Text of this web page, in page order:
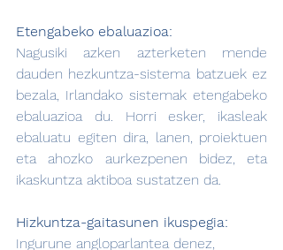
Etengabeko ebaluazioa:
Nagusiki azken azterketen mende
dauden hezkuntza-sistema batzuek ez
bezala, Irlandako sistemak etengabeko
ebaluazioa du. Horri esker, ikasleak
ebaluatu egiten dira, lanen, proiektuen
eta ahozko aurkezpenen bidez, eta
ikaskuntza aktiboa sustatzen da.
Hizkuntza-gaitasunen ikuspegia:
Ingurune angloparlantea denez,